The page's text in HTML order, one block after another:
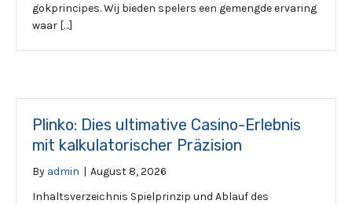
gokprincipes. Wij bieden spelers een gemengde ervaring
waar […]
Plinko: Dies ultimative Casino-Erlebnis
mit kalkulatorischer Präzision
By admin | August 8, 2026
Inhaltsverzeichnis Spielprinzip und Ablauf des